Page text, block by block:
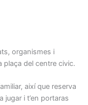
organismes i
plaça del centre civic.
així que reserva
jugar i t’en portaras